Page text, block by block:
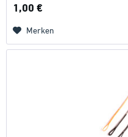
1,00 €
Merken